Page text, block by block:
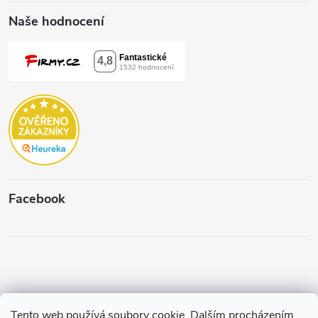
ý
u
Naše hodnocení
Facebook